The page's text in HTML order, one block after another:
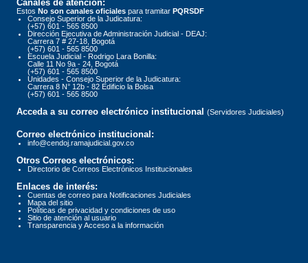
Canales de atención:
Estos No son canales oficiales para tramitar PQRSDF
Consejo Superior de la Judicatura:
(+57) 601 - 565 8500
Dirección Ejecutiva de Administración Judicial - DEAJ:
Carrera 7 # 27-18, Bogotá
(+57) 601 - 565 8500
Escuela Judicial - Rodrigo Lara Bonilla:
Calle 11 No 9a - 24, Bogotá
(+57) 601 - 565 8500
Unidades - Consejo Superior de la Judicatura:
Carrera 8 N° 12b - 82 Edificio la Bolsa
(+57) 601 - 565 8500
Acceda a su correo electrónico institucional (Servidores Judiciales)
Correo electrónico institucional:
info@cendoj.ramajudicial.gov.co
Otros Correos electrónicos:
Directorio de Correos Electrónicos Institucionales
Enlaces de interés:
Cuentas de correo para Notificaciones Judiciales
Mapa del sitio
Políticas de privacidad y condiciones de uso
Sitio de atención al usuario
Transparencia y Acceso a la información